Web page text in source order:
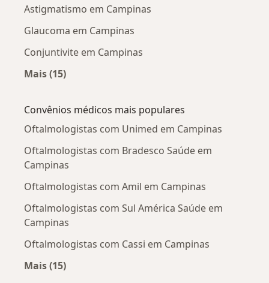
Astigmatismo em Campinas
Glaucoma em Campinas
Conjuntivite em Campinas
Mais (15)
Convênios médicos mais populares
Oftalmologistas com Unimed em Campinas
Oftalmologistas com Bradesco Saúde em
Campinas
Oftalmologistas com Amil em Campinas
Oftalmologistas com Sul América Saúde em
Campinas
Oftalmologistas com Cassi em Campinas
Mais (15)